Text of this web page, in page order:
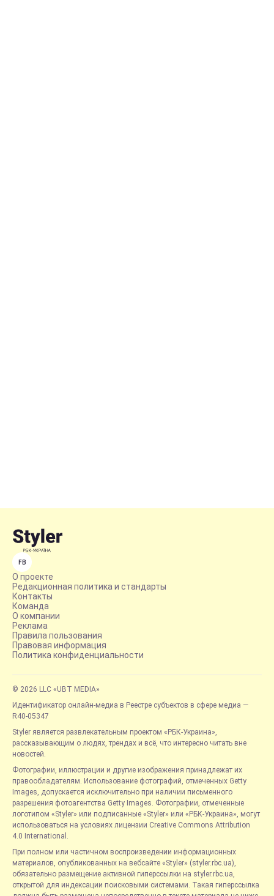
FB
О проекте
Редакционная политика и стандарты
Контакты
Команда
О компании
Реклама
Правила пользования
Правовая информация
Политика конфиденциальности
© 2026 LLC «UBT MEDIA»
Идентификатор онлайн-медиа в Реестре субъектов в сфере медиа —
R40-05347
Styler является развлекательным проектом «РБК-Украина»,
рассказывающим о людях, трендах и всё, что интересно читать вне
новостей.
Фотографии, иллюстрации и другие изображения принадлежат их
правообладателям. Использование фотографий, отмеченных Getty
Images, допускается исключительно при наличии письменного
разрешения фотоагентства Getty Images. Фотографии, отмеченные
логотипом «Styler» или подписанные «Styler» или «РБК-Украина», могут
использоваться на условиях лицензии Creative Commons Attribution
4.0 International.
При полном или частичном воспроизведении информационных
материалов, опубликованных на вебсайте «Styler» (styler.rbc.ua),
обязательно размещение активной гиперссылки на styler.rbc.ua,
открытой для индексации поисковыми системами. Такая гиперссылка